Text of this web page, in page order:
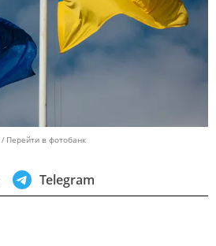
Перейти в фотобанк
Telegram